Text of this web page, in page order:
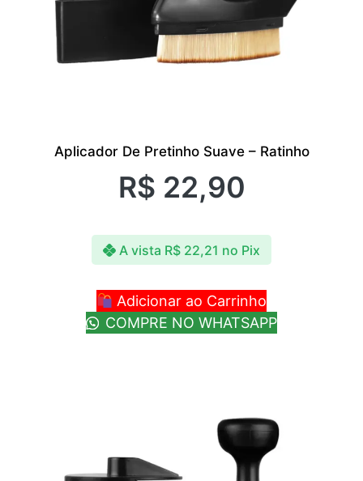
Aplicador De Pretinho Suave – Ratinho
R$ 22,90
A vista R$ 22,21 no Pix
Adicionar ao Carrinho
COMPRE NO WHATSAPP